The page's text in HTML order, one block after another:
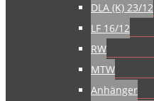
DLA (K) 23/12
LF 16/12
RW
MTW
Anhänger